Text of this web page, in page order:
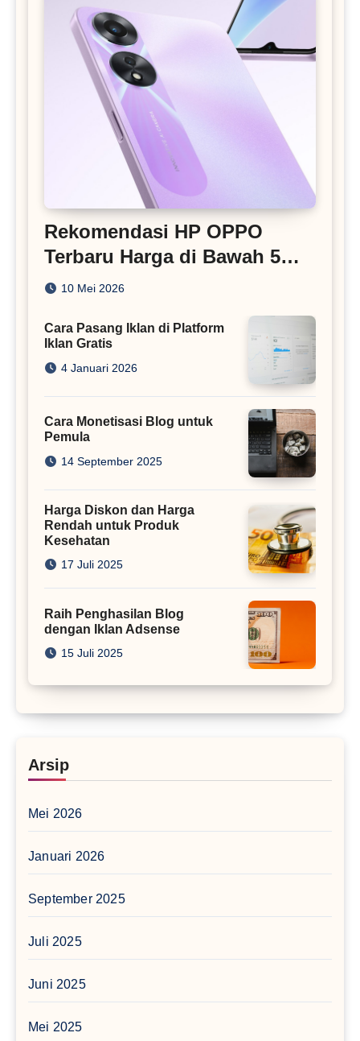
Rekomendasi HP OPPO
Terbaru Harga di Bawah 5
Juta
10 Mei 2026
Cara Pasang Iklan di Platform
Iklan Gratis
4 Januari 2026
Cara Monetisasi Blog untuk
Pemula
14 September 2025
Harga Diskon dan Harga
Rendah untuk Produk
Kesehatan
17 Juli 2025
Raih Penghasilan Blog
dengan Iklan Adsense
15 Juli 2025
Arsip
Mei 2026
Januari 2026
September 2025
Juli 2025
Juni 2025
Mei 2025